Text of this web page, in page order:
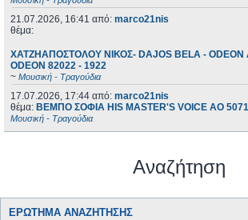
21.07.2026, 16:41 από: marco21nis
θέμα:
ΧΑΤΖΗΑΠΟΣΤΟΛΟΥ ΝΙΚΟΣ- DAJOS BELA - ODEON
ODEON 82022 - 1922
~ Μουσική - Τραγούδια
17.07.2026, 17:44 από: marco21nis
θέμα: ΒΕΜΠΟ ΣΟΦΙΑ HIS MASTER'S VOICE AO
Μουσική - Τραγούδια
Αναζήτηση
ΕΡΏΤΗΜΑ ΑΝΑΖΉΤΗΣΗΣ